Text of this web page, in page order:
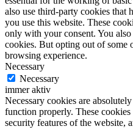
also use third-party cookies that
you use this website. These
only with your consent. You
cookies. But opting out of some
browsing experience.
Necessary
Necessary
immer aktiv
Necessary cookies are
function properly. These
security features of the website,